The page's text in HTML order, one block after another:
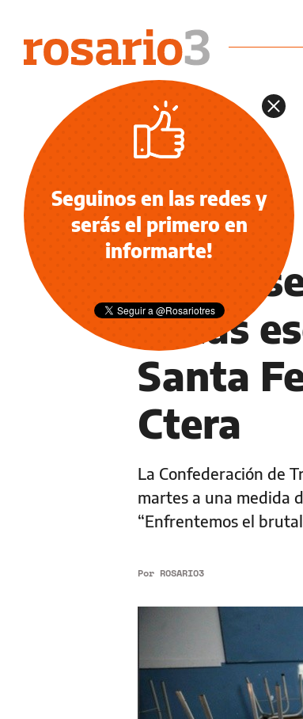
INFORMACIÓN GENERAL
Sin
en las
Santa
Ctera
La Confederación de
martes a una medida
“Enfrentemos el
Por ROSARIO3
Seguinos en las redes y
serás el primero en
informarte!